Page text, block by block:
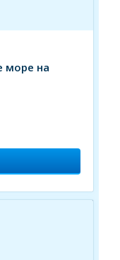
море на